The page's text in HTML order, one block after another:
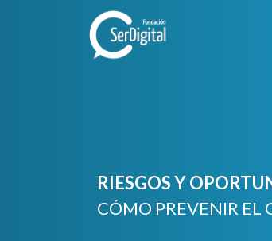
RIESGOS Y
CÓMO PREVENIR EL